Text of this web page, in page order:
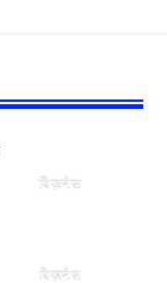
बिज़नेस
बिज़नेस